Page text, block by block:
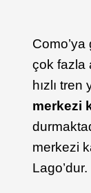
çok fazla
hızlı
merkezi
merkezi
Lago’dur.